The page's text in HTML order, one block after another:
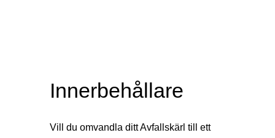
Innerbehållare
Vill du omvandla ditt Avfallskärl till ett